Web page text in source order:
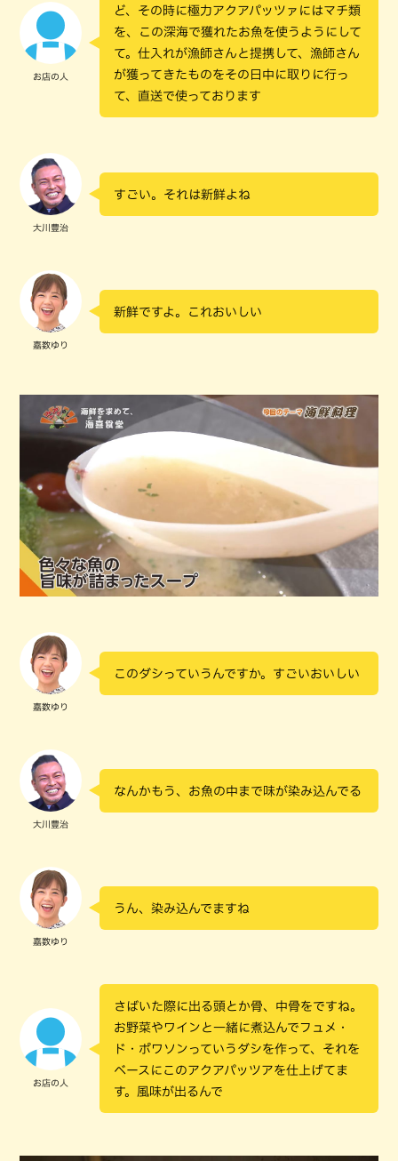
お店の人
ど、その時に極力アクアパッツァにはマチ類
を、この深海で獲れたお魚を使うようにして
て。仕入れが漁師さんと提携して、漁師さん
が獲ってきたものをその日中に取りに行っ
て、直送で使っております
大川豊治
すごい。それは新鮮よね
嘉数ゆり
新鮮ですよ。これおいしい
嘉数ゆり
このダシっていうんですか。すごいおいしい
大川豊治
なんかもう、お魚の中まで味が染み込んでる
嘉数ゆり
うん、染み込んでますね
お店の人
さばいた際に出る頭とか骨、中骨をですね。
お野菜やワインと一緒に煮込んでフュメ・
ド・ポワソンっていうダシを作って、それを
ベースにこのアクアパッツアを仕上げてま
す。風味が出るんで